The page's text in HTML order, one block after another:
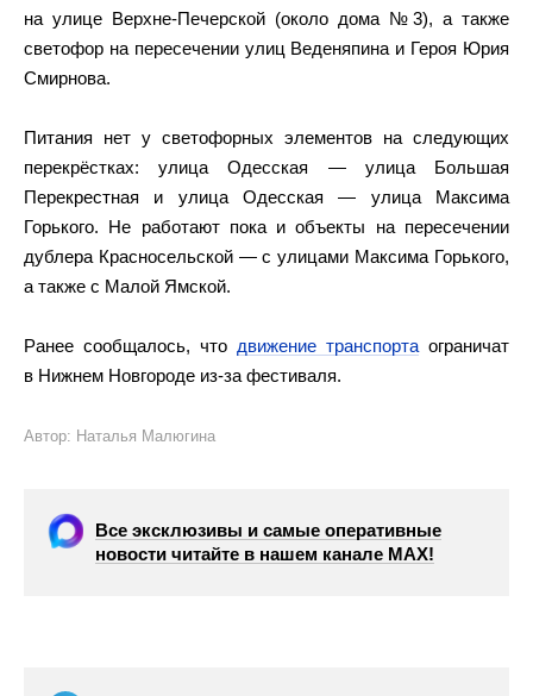
на улице Верхне-Печерской (около дома №3), а также
светофор на пересечении улиц Веденяпина и Героя Юрия
Смирнова.
Питания нет у светофорных элементов на следующих
перекрёстках: улица Одесская — улица Большая
Перекрестная и улица Одесская — улица Максима
Горького. Не работают пока и объекты на пересечении
дублера Красносельской — с улицами Максима Горького,
а также с Малой Ямской.
Ранее сообщалось, что движение транспорта ограничат
в Нижнем Новгороде из-за фестиваля.
Автор: Наталья Малюгина
Все эксклюзивы и самые оперативные
новости читайте в нашем канале МАХ!